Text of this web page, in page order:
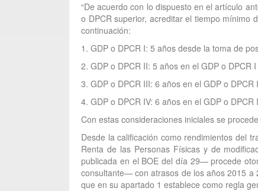
“De acuerdo con lo dispuesto en el artículo
o DPCR superior, acreditar el tiempo mínimo
continuación:
1. GDP o DPCR I: 5 años desde la toma de
2. GDP o DPCR II: 5 años en el GDP o DPCR I
3. GDP o DPCR III: 6 años en el GDP o DPCR
4. GDP o DPCR IV: 6 años en el GDP o DPCR
Con estas consideraciones iniciales se
Desde la calificación como rendimientos del
Renta de las Personas Físicas y de
publicada en el BOE del día 29— procede
consultante— con atrasos de los años 2015 a
que en su apartado 1 establece como regla